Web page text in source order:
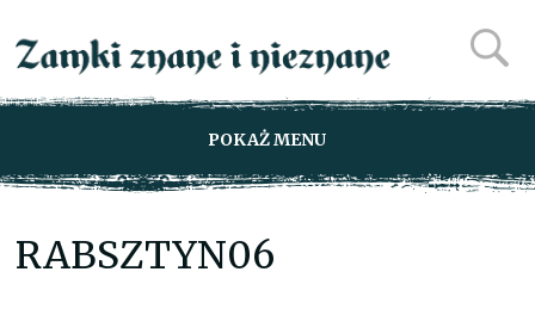
POKAŻ MENU
RABSZTYN06